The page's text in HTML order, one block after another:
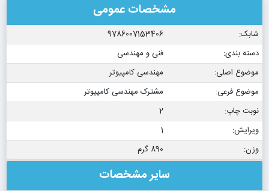
مشخصات عمومی
شابک:
9786007153406
دسته بندی:
فنی و مهندسی
موضوع اصلی:
مهندسی کامپیوتر
موضوع فرعی:
مشترک مهندسی کامپیوتر
نوبت چاپ:
2
ویرایش:
1
وزن:
890 گرم
سایر مشخصات